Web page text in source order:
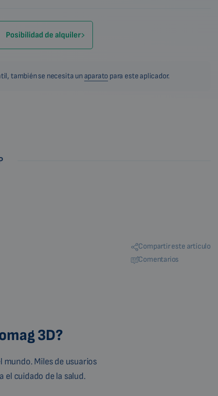
Posibilidad de alquiler
también se necesita un aparato para este aplicador.
Compartir este artículo
Comentarios
3D?
Miles de usuarios
el cuidado de la salud.